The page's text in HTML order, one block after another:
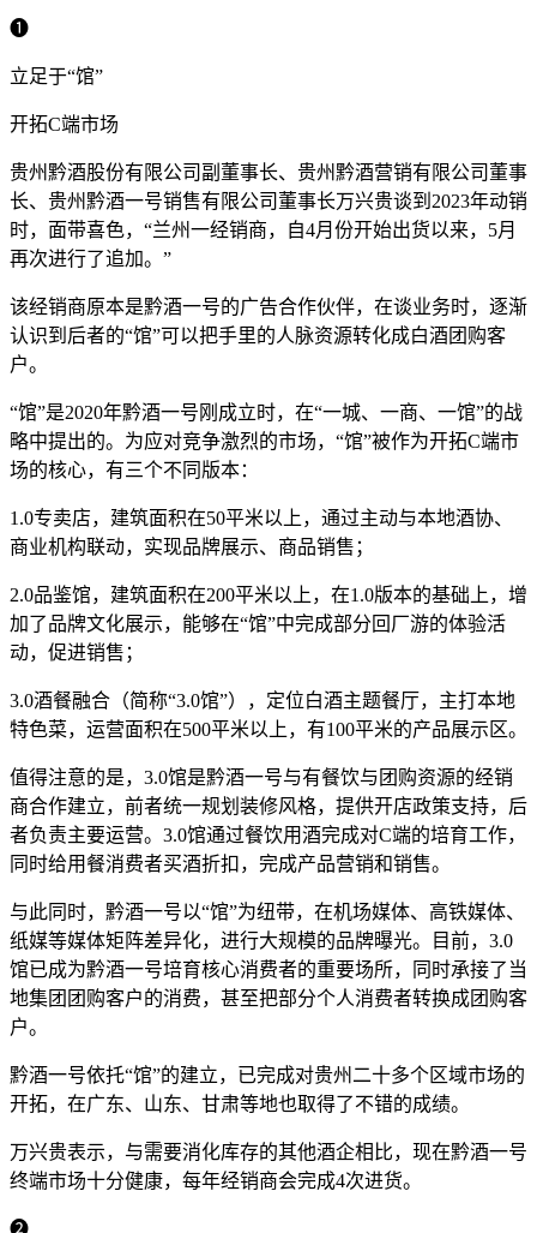
➊
立足于“馆”
开拓C端市场
贵州黔酒股份有限公司副董事长、贵州黔酒营销有限公司董事
长、贵州黔酒一号销售有限公司董事长万兴贵谈到2023年动销
时，面带喜色，“兰州一经销商，自4月份开始出货以来，5月
再次进行了追加。”
该经销商原本是黔酒一号的广告合作伙伴，在谈业务时，逐渐
认识到后者的“馆”可以把手里的人脉资源转化成白酒团购客
户。
“馆”是2020年黔酒一号刚成立时，在“一城、一商、一馆”的战
略中提出的。为应对竞争激烈的市场，“馆”被作为开拓C端市
场的核心，有三个不同版本：
1.0专卖店，建筑面积在50平米以上，通过主动与本地酒协、
商业机构联动，实现品牌展示、商品销售；
2.0品鉴馆，建筑面积在200平米以上，在1.0版本的基础上，增
加了品牌文化展示，能够在“馆”中完成部分回厂游的体验活
动，促进销售；
3.0酒餐融合（简称“3.0馆”），定位白酒主题餐厅，主打本地
特色菜，运营面积在500平米以上，有100平米的产品展示区。
值得注意的是，3.0馆是黔酒一号与有餐饮与团购资源的经销
商合作建立，前者统一规划装修风格，提供开店政策支持，后
者负责主要运营。3.0馆通过餐饮用酒完成对C端的培育工作，
同时给用餐消费者买酒折扣，完成产品营销和销售。
与此同时，黔酒一号以“馆”为纽带，在机场媒体、高铁媒体、
纸媒等媒体矩阵差异化，进行大规模的品牌曝光。目前，3.0
馆已成为黔酒一号培育核心消费者的重要场所，同时承接了当
地集团团购客户的消费，甚至把部分个人消费者转换成团购客
户。
黔酒一号依托“馆”的建立，已完成对贵州二十多个区域市场的
开拓，在广东、山东、甘肃等地也取得了不错的成绩。
万兴贵表示，与需要消化库存的其他酒企相比，现在黔酒一号
终端市场十分健康，每年经销商会完成4次进货。